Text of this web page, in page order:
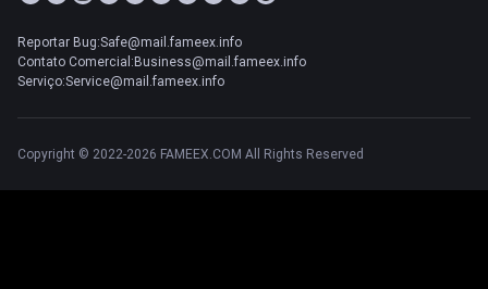
Reportar Bug:Safe@mail.fameex.info
Contato Comercial:Business@mail.fameex.info
Serviço:Service@mail.fameex.info
Copyright © 2022-2026 FAMEEX.COM All Rights Reserved